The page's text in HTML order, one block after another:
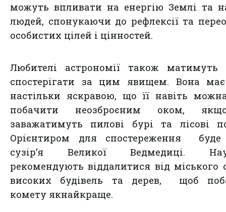
можуть впливати на енергію Землі та
людей, спонукаючи до рефлексії та
особистих цілей і цінностей.
Любителі астрономії також матимуть
спостерігати за цим явищем. Вона
настільки яскравою, що її навіть
побачити неозброєним оком,
заважатимуть пилові бурі та лісові
Орієнтиром для спостереження буде
сузір’я Великої Ведмедиці.
рекомендують віддалитися від міського
високих будівель та дерев, щоб
комету якнайкраще.